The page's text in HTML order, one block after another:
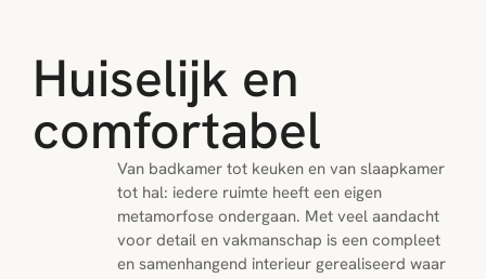
Huiselijk en
comfortabel
Van badkamer tot keuken en van slaapkamer
tot hal: iedere ruimte heeft een eigen
metamorfose ondergaan. Met veel aandacht
voor detail en vakmanschap is een compleet
en samenhangend interieur gerealiseerd waar